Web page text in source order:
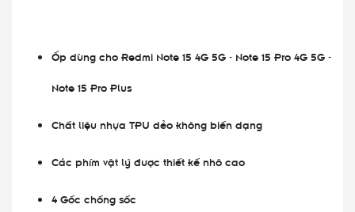
Ốp dùng cho Redmi Note 15 4G 5G - Note 15 Pro 4G 5G -
Note 15 Pro Plus
Chất liệu nhựa TPU dẻo không biến dạng
Các phím vật lý được thiết kế nhô cao
4 Gốc chống sốc